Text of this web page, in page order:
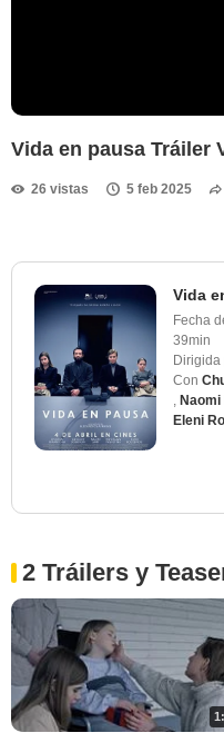
Vida en pausa Tráiler
26 vistas 5 feb 2025
Vida
Fecha
39min
Dirigida
Con
Naomi
Eleni
2 Tráilers y